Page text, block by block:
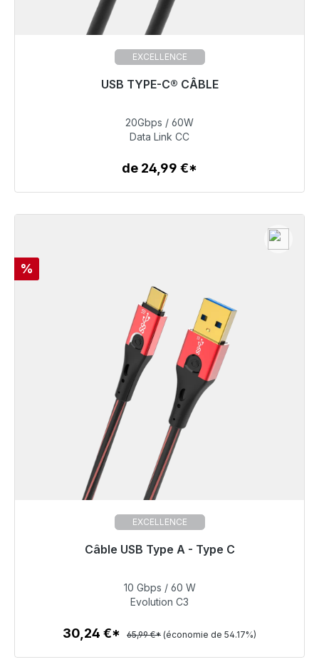
EXCELLENCE
USB TYPE-C® CÂBLE
39,99 €
Détails
20Gbps / 60W
Data Link CC
de 24,99 €*
Réduction
%
EXCELLENCE
Câble USB Type A - Type C
Prêt à être expédié, délai de livraison 48h*
30,24 €
Détails
10 Gbps / 60 W
Evolution C3
30,24 €* 65,99 €* (économie de 54.17%)